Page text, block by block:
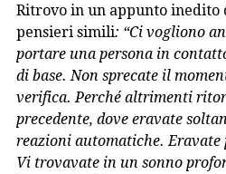
Ritrovo in un appunto inedito
pensieri simili: “Ci vogliono
portare una persona in
di base. Non sprecate il
verifica. Perché altrimenti
precedente, dove eravate
reazioni automatiche. Eravate
Vi trovavate in un sonno